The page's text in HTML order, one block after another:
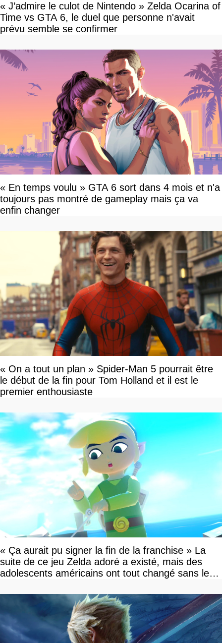
« J’admire le culot de Nintendo » Zelda Ocarina of
Time vs GTA 6, le duel que personne n'avait
prévu semble se confirmer
« En temps voulu » GTA 6 sort dans 4 mois et n'a
toujours pas montré de gameplay mais ça va
enfin changer
« On a tout un plan » Spider-Man 5 pourrait être
le début de la fin pour Tom Holland et il est le
premier enthousiaste
« Ça aurait pu signer la fin de la franchise » La
suite de ce jeu Zelda adoré a existé, mais des
adolescents américains ont tout changé sans le